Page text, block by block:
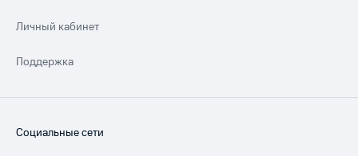
Личный кабинет
Поддержка
Социальные сети